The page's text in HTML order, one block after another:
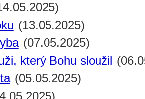
(13.05.2025)
(07.05.2025)
který Bohu sloužil
(05.05.2025)